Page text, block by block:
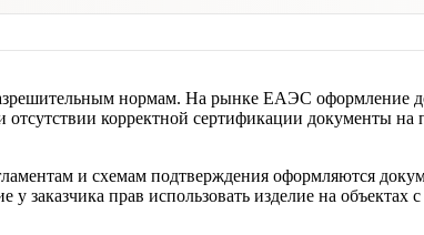
нормам. На рынке ЕАЭС оформление
корректной сертификации документы
и схемам подтверждения оформляются
заказчика прав использовать изделие на